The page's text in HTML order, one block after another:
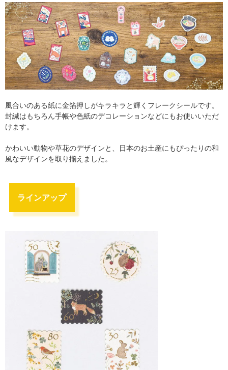
風合いのある紙に金箔押しがキラキラと輝くフレークシールです。
封緘はもちろん手帳や色紙のデコレーションなどにもお使いいただ
けます。
かわいい動物や草花のデザインと、日本のお土産にもぴったりの和
風なデザインを取り揃えました。
ラインアップ